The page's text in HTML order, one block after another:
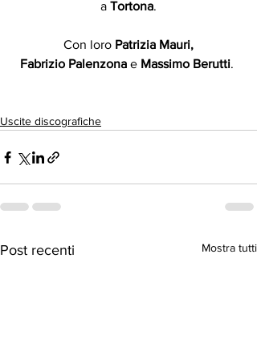
a Tortona.
Con loro Patrizia Mauri,
Fabrizio Palenzona e Massimo Berutti.
Uscite discografiche
Post recenti Mostra tutti